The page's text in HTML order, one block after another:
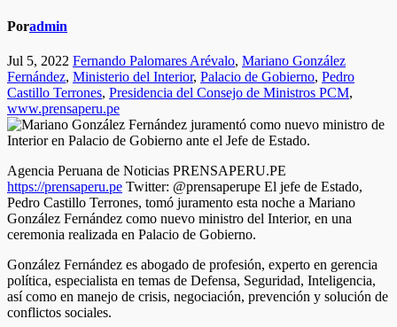
Poradmin
Jul 5, 2022 Fernando Palomares Arévalo, Mariano González
Fernández, Ministerio del Interior, Palacio de Gobierno, Pedro
Castillo Terrones, Presidencia del Consejo de Ministros PCM,
www.prensaperu.pe
Agencia Peruana de Noticias PRENSAPERU.PE
https://prensaperu.pe Twitter: @prensaperupe El jefe de Estado,
Pedro Castillo Terrones, tomó juramento esta noche a Mariano
González Fernández como nuevo ministro del Interior, en una
ceremonia realizada en Palacio de Gobierno.
González Fernández es abogado de profesión, experto en gerencia
política, especialista en temas de Defensa, Seguridad, Inteligencia,
así como en manejo de crisis, negociación, prevención y solución de
conflictos sociales.